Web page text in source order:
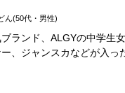
ん(50代・男性)
ブランド、ALGYの中学生
、ジャンスカなどが入っ